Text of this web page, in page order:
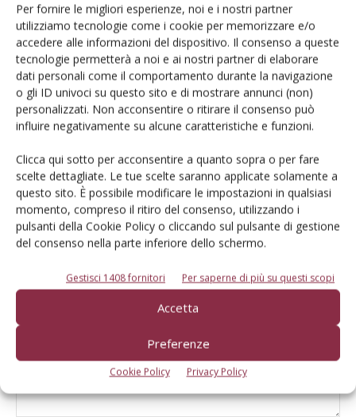
Per fornire le migliori esperienze, noi e i nostri partner
utilizziamo tecnologie come i cookie per memorizzare e/o
accedere alle informazioni del dispositivo. Il consenso a queste
tecnologie permetterà a noi e ai nostri partner di elaborare
dati personali come il comportamento durante la navigazione
o gli ID univoci su questo sito e di mostrare annunci (non)
personalizzati. Non acconsentire o ritirare il consenso può
influire negativamente su alcune caratteristiche e funzioni.
Clicca qui sotto per acconsentire a quanto sopra o per fare
scelte dettagliate. Le tue scelte saranno applicate solamente a
questo sito. È possibile modificare le impostazioni in qualsiasi
momento, compreso il ritiro del consenso, utilizzando i
pulsanti della Cookie Policy o cliccando sul pulsante di gestione
del consenso nella parte inferiore dello schermo.
Gestisci 1408 fornitori Per saperne di più su questi scopi
Accetta
Preferenze
Cookie Policy Privacy Policy
Merlo, come nasce un sollevatore
telescopico
Faresin, accordo con Zeppelin
Danmark per la distribuzione dei
telescopici sul mercato danese